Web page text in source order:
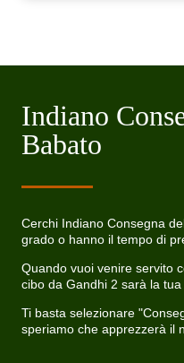
Indiano
Babato
Cerchi Indiano Consegna
grado o hanno il tempo di
Quando vuoi venire servito
cibo da Gandhi 2 sarà la
Ti basta selezionare
speriamo che apprezzerà il